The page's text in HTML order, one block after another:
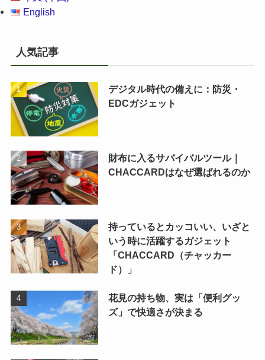
English
人気記事
デジタル時代の備えに：防災・
EDCガジェット
財布に入るサバイバルツール｜
CHACCARDはなぜ選ばれるのか
持っているとカッコいい、いざと
いう時に活躍するガジェット
「CHACCARD（チャッカー
ド）」
花見の持ち物、実は「便利グッ
ズ」で快適さが決まる